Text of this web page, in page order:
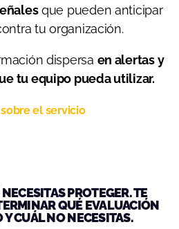
que pueden anticipar
tu organización.
dispersa en alertas y
tu equipo pueda utilizar.
el servicio
PROTEGER. TE
QUÉ EVALUACIÓN
CUÁL NO NECESITAS.